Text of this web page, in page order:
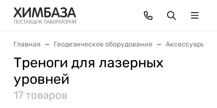
Главная Геодезическое оборудование Аксессуары
Треноги для лазерных
уровней
17 товаров